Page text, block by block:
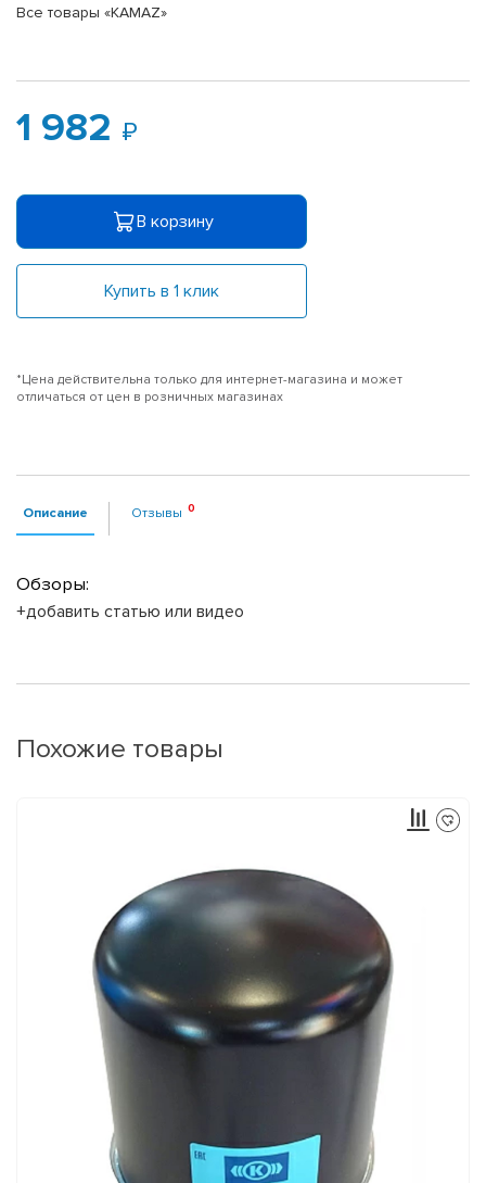
Все товары «KAMAZ»
1 982
В корзину
Купить в 1 клик
*Цена действительна только для интернет-магазина и может
отличаться от цен в розничных магазинах
Описание Отзывы
Обзоры:
+добавить статью или видео
Похожие товары